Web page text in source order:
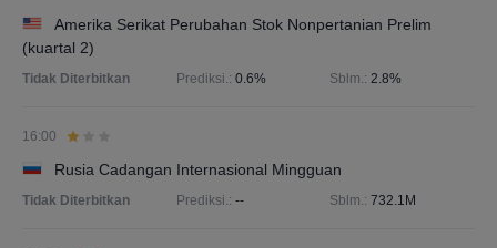
Amerika Serikat Perubahan Stok Nonpertanian Prelim
(kuartal 2)
Tidak Diterbitkan Prediksi.: 0.6% Sblm.: 2.8%
16:00
Rusia Cadangan Internasional Mingguan
Tidak Diterbitkan Prediksi.: -- Sblm.: 732.1M